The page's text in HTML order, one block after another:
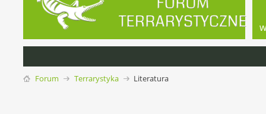
Forum Terrarystyka Literatura